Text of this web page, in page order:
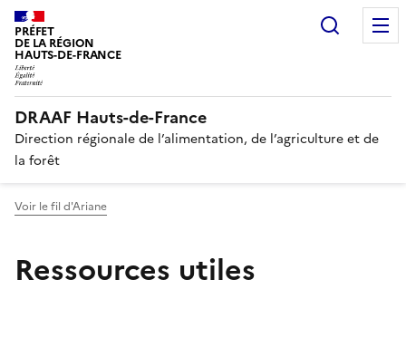
PRÉFET
DE LA RÉGION
HAUTS-DE-FRANCE
DRAAF Hauts-de-France
Direction régionale de l’alimentation, de l’agriculture et de
la forêt
Voir le fil d'Ariane
Ressources utiles